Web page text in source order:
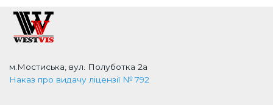
м.Мостиська, вул. Полуботка 2а
Наказ про видачу ліцензії № 792